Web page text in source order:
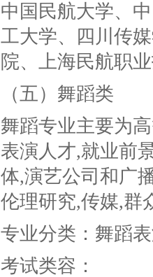
中国民航大学、
工大学、四川传
院、上海民航职
（五）舞蹈类
舞蹈专业主要为
表演人才,就业前
体,演艺公司和广
伦理研究,传媒,群
专业分类：舞蹈
考试类容：